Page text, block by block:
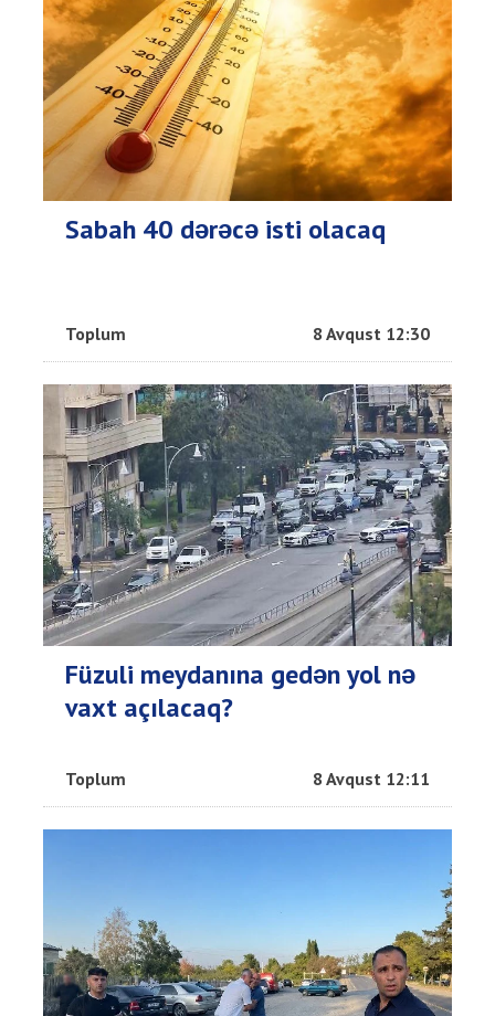
Sabah 40 dərəcə isti olacaq
Toplum 8 Avqust 12:30
Füzuli meydanına gedən yol nə
vaxt açılacaq?
Toplum 8 Avqust 12:11